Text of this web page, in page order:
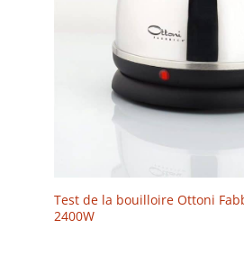
Test de la bouilloire Ottoni
2400W